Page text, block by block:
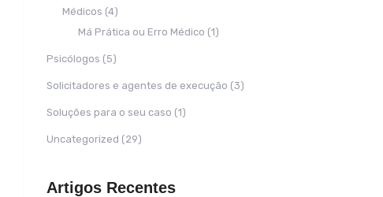
Médicos (4)
Má Prática ou Erro Médico (1)
Psicólogos (5)
Solicitadores e agentes de execução (3)
Soluções para o seu caso (1)
Uncategorized (29)
Artigos Recentes